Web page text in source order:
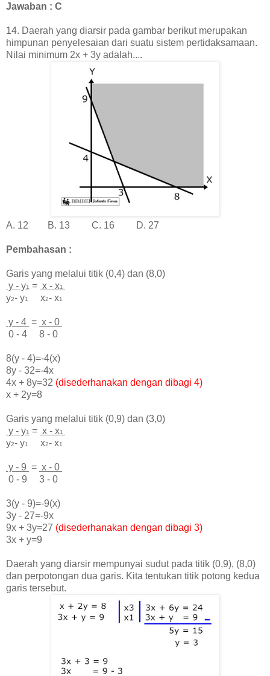
Jawaban : C
14. Daerah yang diarsir pada gambar berikut merupakan
himpunan penyelesaian dari suatu sistem pertidaksamaan.
Nilai minimum 2x + 3y adalah....
A. 12 B. 13 C. 16 D. 27
Pembahasan :
Garis yang melalui titik (0,4) dan (8,0)
y - y1 = x - x1
y2- y1 x2- x1
y - 4 = x - 0
0 - 4 8 - 0
8(y - 4)=-4(x)
8y - 32=-4x
4x + 8y=32 (disederhanakan dengan dibagi 4)
x + 2y=8
Garis yang melalui titik (0,9) dan (3,0)
y - y1 = x - x1
y2- y1 x2- x1
y - 9 = x - 0
0 - 9 3 - 0
3(y - 9)=-9(x)
3y - 27=-9x
9x + 3y=27 (disederhanakan dengan dibagi 3)
3x + y=9
Daerah yang diarsir mempunyai sudut pada titik (0,9), (8,0)
dan perpotongan dua garis. Kita tentukan titik potong kedua
garis tersebut.